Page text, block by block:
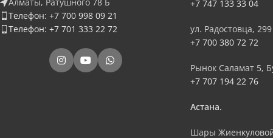
Алматы, Ратушного 78 Б
Телефон: +7 700 998 09 21
Телефон: +7 701 333 22 72
+7 747 133 33 04
ул. Радостовца, 299
+7 700 380 72 72
Рынок Саламат 5,
+7 707 194 22 76
Астана.
Шары